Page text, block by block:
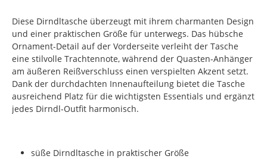
Diese Dirndltasche überzeugt mit ihrem charmanten Design
und einer praktischen Größe für unterwegs. Das hübsche
Ornament-Detail auf der Vorderseite verleiht der Tasche
eine stilvolle Trachtennote, während der Quasten-Anhänger
am äußeren Reißverschluss einen verspielten Akzent setzt.
Dank der durchdachten Innenaufteilung bietet die Tasche
ausreichend Platz für die wichtigsten Essentials und ergänzt
jedes Dirndl-Outfit harmonisch.
süße Dirndltasche in praktischer Größe